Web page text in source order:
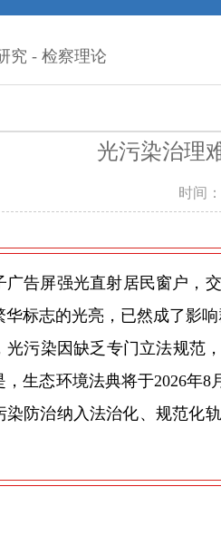
图片新闻
预决算公开
公益诉讼
究 - 检察理论
光污染治理
时间
广告屏强光直射居民窗户，
标志的光亮，已然成了影
光污染因缺乏专门立法规范
，生态环境法典将于2026年
染防治纳入法治化、规范化